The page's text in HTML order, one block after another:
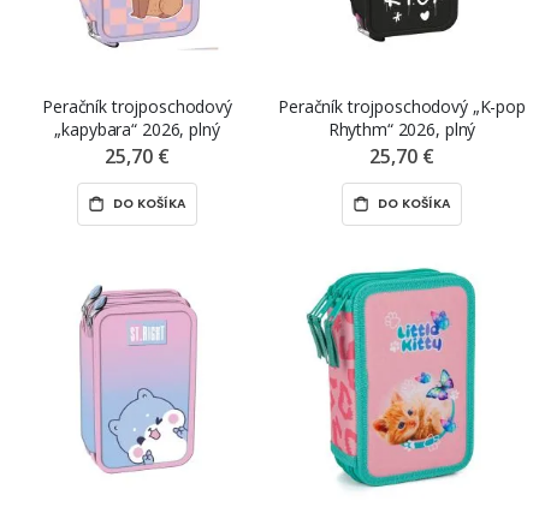
Peračník trojposchodový
„kapybara“ 2026, plný
25,70 €
DO KOŠÍKA
Peračník trojposchodový „K-pop
Rhythm“ 2026, plný
25,70 €
DO KOŠÍKA